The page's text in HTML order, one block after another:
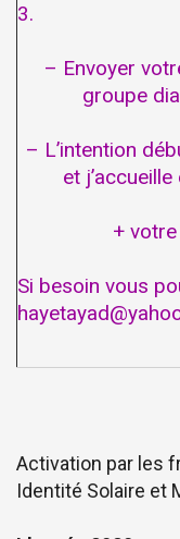
3.
– Envoyer
groupe
– L’intention
et
+
Si besoin vous
Activation par les
Identité Solaire et